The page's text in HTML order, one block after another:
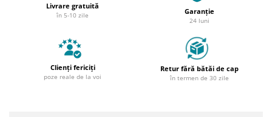
Livrare gratuită
în 5-10 zile Garanție
24 luni
Clienți fericiți
poze reale de la voi
Retur fără bătăi de cap
în termen de 30 zile